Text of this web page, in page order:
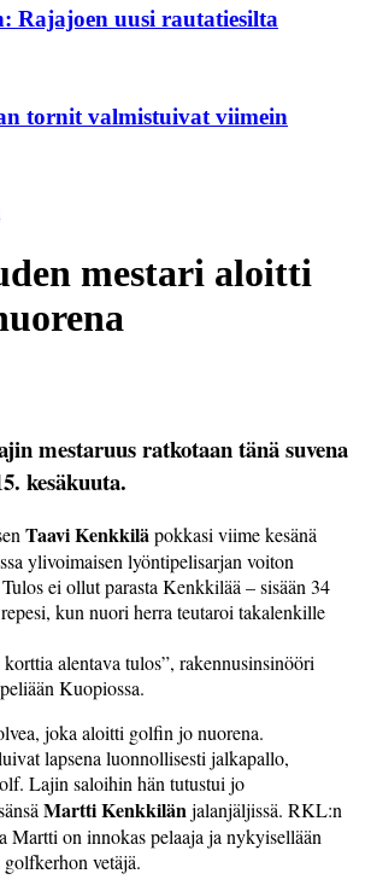
Rajajoen uusi rautatiesilta
tornit valmistuivat viimein
mestari aloitti
mestaruus ratkotaan tänä suvena
kesäkuuta.
Taavi Kenkkiläpokkasi viime kesänä
ylivoimaisen lyöntipelisarjan voiton
ei ollut parasta Kenkkilää – sisään 34
kun nuori herra teutaroi takalenkille
alentava tulos”, rakennusinsinööri
Kuopiossa.
joka aloitti golfin jo nuorena.
lapsena luonnollisesti jalkapallo,
Lajin saloihin hän tutustui jo
Martti Kenkkilänjalanjäljissä. RKL:n
Martti on innokas pelaaja ja nykyisellään
vetäjä.